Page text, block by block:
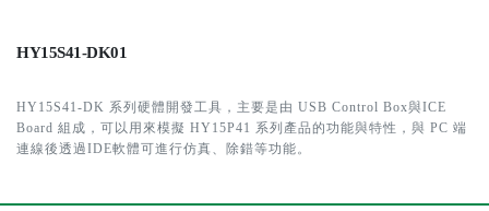
HY15S41-DK01
HY15S41-DK 系列硬體開發工具，主要是由 USB Control Box與ICE
Board 組成，可以用來模擬 HY15P41 系列產品的功能與特性，與 PC 端
連線後透過IDE軟體可進行仿真、除錯等功能。